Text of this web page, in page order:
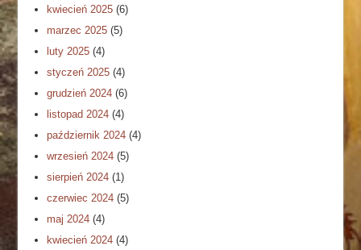
kwiecień 2025 (6)
marzec 2025 (5)
luty 2025 (4)
styczeń 2025 (4)
grudzień 2024 (6)
listopad 2024 (4)
październik 2024 (4)
wrzesień 2024 (5)
sierpień 2024 (1)
czerwiec 2024 (5)
maj 2024 (4)
kwiecień 2024 (4)